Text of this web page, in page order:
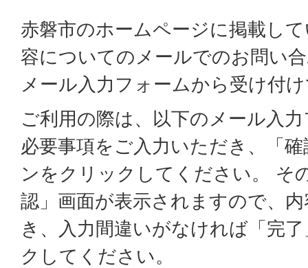
赤磐市のホームページに掲載し
容についてのメールでのお問い
メール入力フォームから受け付
ご利用の際は、以下のメール入
必要事項をご入力いただき、「
ンをクリックしてください。 そ
認」画面が表示されますので、
き、入力間違いがなければ「完
クしてください。